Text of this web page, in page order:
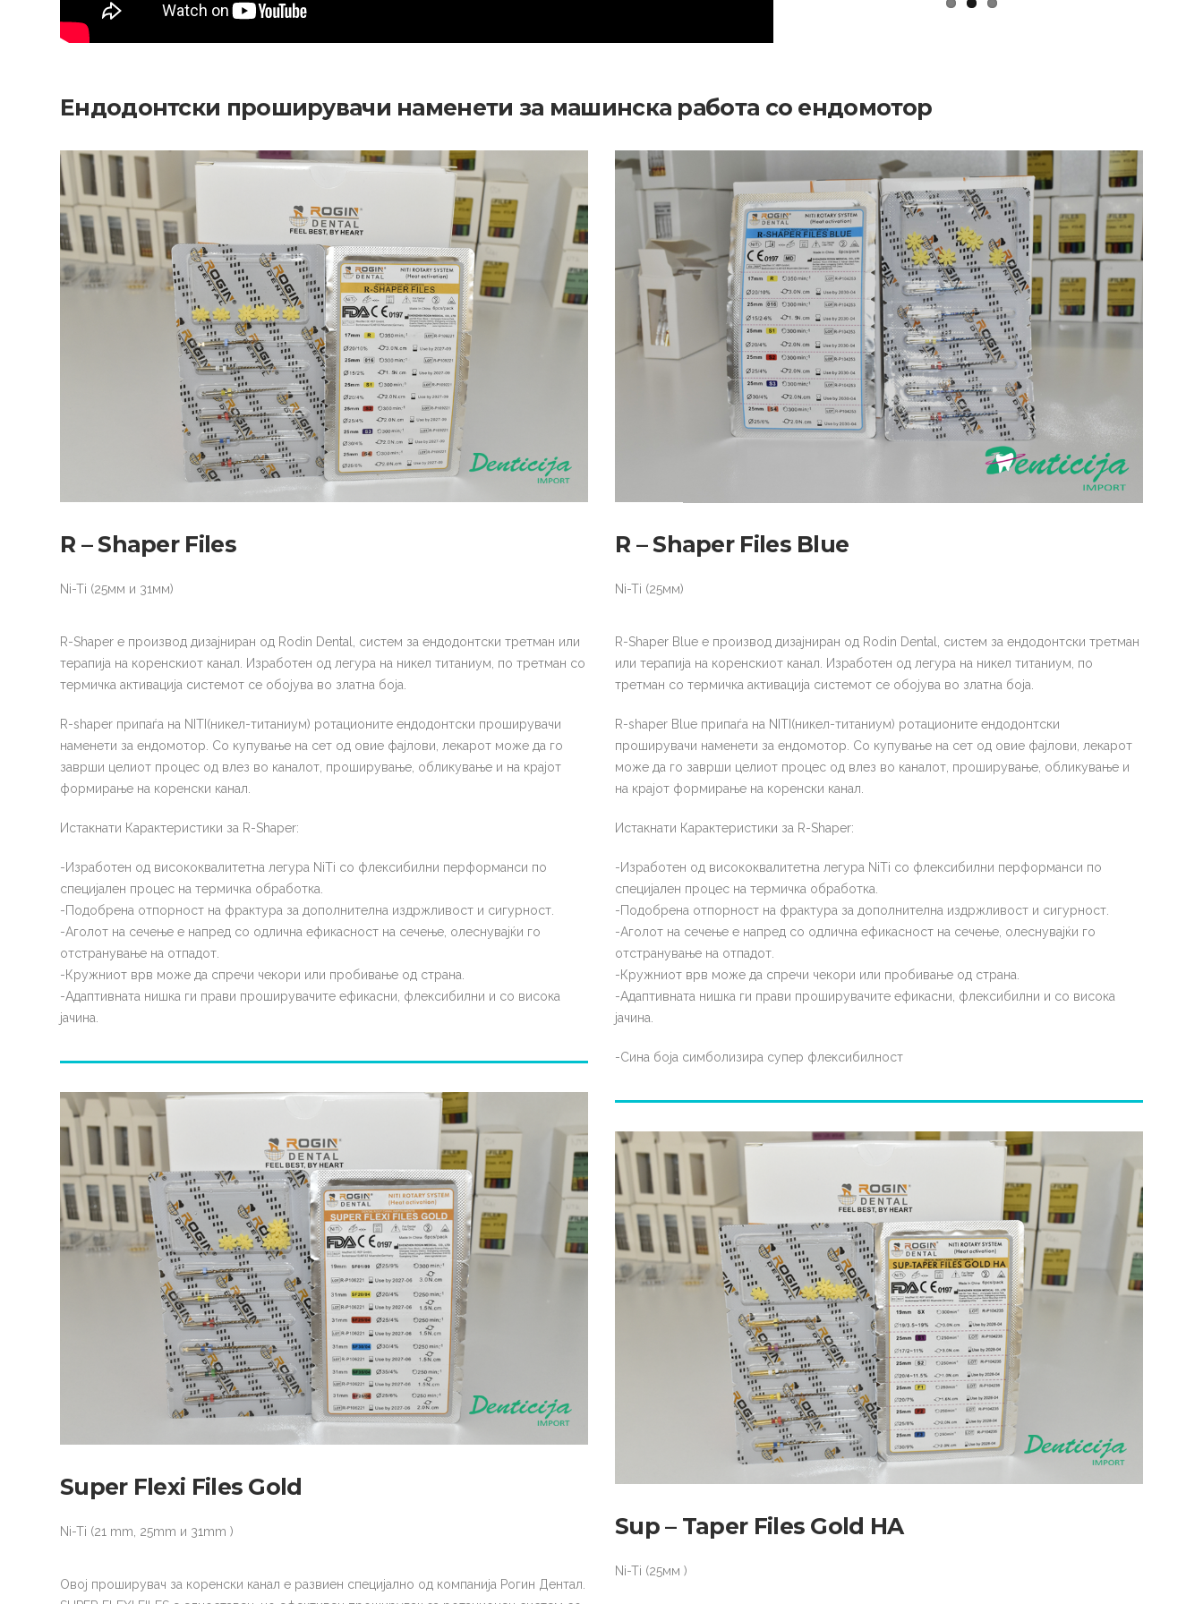
Ендодонтски проширувачи наменети за машинска работа со ендомотор
R – Shaper Files
Ni-Ti (25мм и 31мм)
R-Shaper е производ дизајниран од Rodin Dental, систем за ендодонтски третман или
терапија на коренскиот канал. Изработен од легура на никел титаниум, по третман со
термичка активација системот се обојува во златна боја.
R-shaper припаѓа на NITI(никел-титаниум) ротационите ендодонтски проширувачи
наменети за ендомотор. Со купување на сет од овие фајлови, лекарот може да го
заврши целиот процес од влез во каналот, проширување, обликување и на крајот
формирање на коренски канал.
Истакнати Карактеристики за R-Shaper:
-Изработен од висококвалитетна легура NiTi со флексибилни перформанси по
специјален процес на термичка обработка.
-Подобрена отпорност на фрактура за дополнителна издржливост и сигурност.
-Аголот на сечење е напред со одлична ефикасност на сечење, олеснувајќи го
отстранување на отпадот.
-Кружниот врв може да спречи чекори или пробивање од страна.
-Адаптивната нишка ги прави проширувачите ефикасни, флексибилни и со висока
јачина.
Super Flexi Files Gold
Ni-Ti (21 mm, 25mm и 31mm )
Овој проширувач за коренски канал е развиен специјално од компанија Рогин Дентал.
R – Shaper Files Blue
Ni-Ti (25мм)
R-Shaper Blue е производ дизајниран од Rodin Dental, систем за ендодонтски третман
или терапија на коренскиот канал. Изработен од легура на никел титаниум, по
третман со термичка активација системот се обојува во златна боја.
R-shaper Blue припаѓа на NITI(никел-титаниум) ротационите ендодонтски
проширувачи наменети за ендомотор. Со купување на сет од овие фајлови, лекарот
може да го заврши целиот процес од влез во каналот, проширување, обликување и
на крајот формирање на коренски канал.
Истакнати Карактеристики за R-Shaper:
-Изработен од висококвалитетна легура NiTi со флексибилни перформанси по
специјален процес на термичка обработка.
-Подобрена отпорност на фрактура за дополнителна издржливост и сигурност.
-Аголот на сечење е напред со одлична ефикасност на сечење, олеснувајќи го
отстранување на отпадот.
-Кружниот врв може да спречи чекори или пробивање од страна.
-Адаптивната нишка ги прави проширувачите ефикасни, флексибилни и со висока
јачина.
-Сина боја симболизира супер флексибилност
Sup – Taper Files Gold HA
Ni-Ti (25мм )